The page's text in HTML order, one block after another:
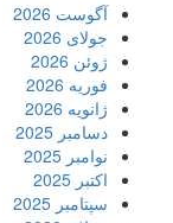
آگوست 2026
جولای 2026
ژوئن 2026
فوریه 2026
ژانویه 2026
دسامبر 2025
نوامبر 2025
اکتبر 2025
سپتامبر 2025